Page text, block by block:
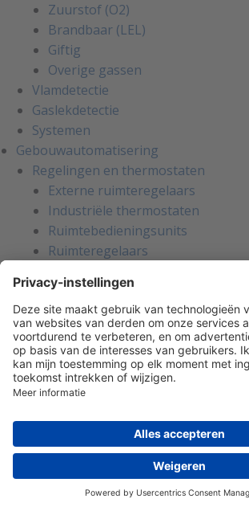
Zuurstof (O2)
Brandbaar (LEL)
Giftig
Overige gassen
Vlamdetectie
Gaslekdetectie
Systemen
Gebouwautomatisering
Regelingen en thermostaten
Externe ruimteregelaars
Industriële thermostaten
Ruimtebedieningsunits
Ruimteregelaars
Drukverschilmeters
Drukverschilschakelaars
Drukverschiltransmitters
Waterdruk (verschil)
Temperatuur
Temperatuursensoren
Vorstbeveiligingsthermostaten
Luchtkwaliteit
Koolmonoxide transmitters
Koolstofdioxide transmitters CO2